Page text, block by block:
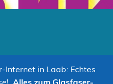
Internet in Laab: Echtes
Alles zum Glasfaser-